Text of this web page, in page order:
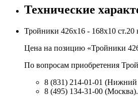
Технические
Тройники 426х16 - 168х10
Цена на позицию «Тройники
По вопросам приобретения
8 (831) 214-01-01
8 (495) 134-31-00 (Москва).